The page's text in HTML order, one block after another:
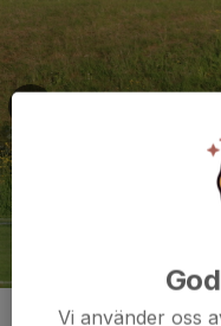
Vi använder oss